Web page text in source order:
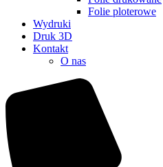
Folie ploterowe
Wydruki
Druk 3D
Kontakt
O nas